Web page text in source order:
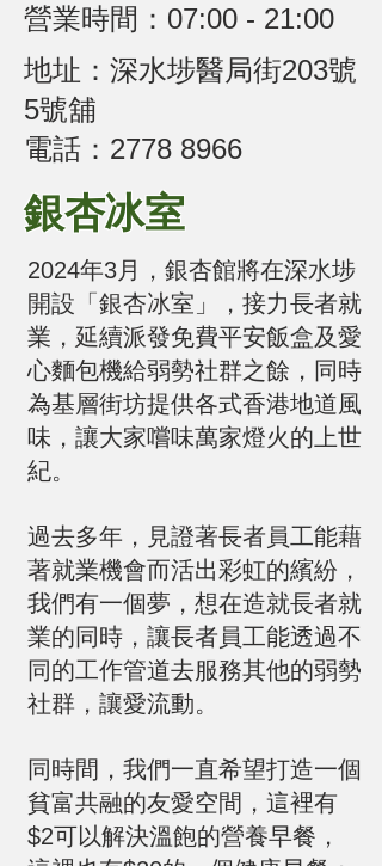
營業時間：07:00 - 21:00
地址：深水埗醫局街203號
5號舖
​電話：2778 8966
銀杏冰室
2024年3月，銀杏館將在深水埗
開設「銀杏冰室」，接力長者就
業，延續派發免費平安飯盒及愛
心麵包機給弱勢社群之餘，同時
為基層街坊提供各式香港地道風
味，讓大家嚐味萬家燈火的上世
紀。
過去多年，見證著長者員工能藉
著就業機會而活出彩虹的繽紛，
我們有一個夢，想在造就長者就
業的同時，讓長者員工能透過不
同的工作管道去服務其他的弱勢
社群，讓愛流動。
同時間，我們一直希望打造一個
貧富共融的友愛空間，這裡有
$2可以解決溫飽的營養早餐，